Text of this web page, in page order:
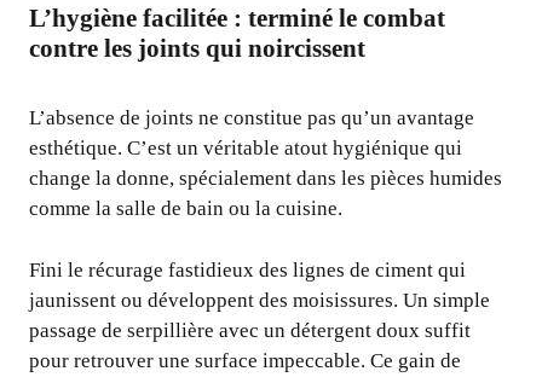
L’hygiène facilitée : terminé le combat
contre les joints qui noircissent
L’absence de joints ne constitue pas qu’un avantage
esthétique. C’est un véritable atout hygiénique qui
change la donne, spécialement dans les pièces humides
comme la salle de bain ou la cuisine.
Fini le récurage fastidieux des lignes de ciment qui
jaunissent ou développent des moisissures. Un simple
passage de serpillière avec un détergent doux suffit
pour retrouver une surface impeccable. Ce gain de